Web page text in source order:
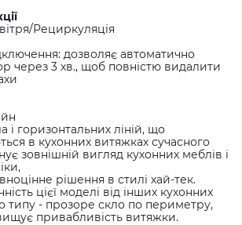
Рециркуляція
дозволяє автоматично
через 3 хв., щоб повністю видалити
і горизонтальних ліній, що
в кухонних витяжках сучасного
зовнішній вигляд кухонних меблів і
рішення в стилі хай-тек.
цієї моделі від інших кухонних
типу - прозоре скло по периметру,
привабливість витяжки.